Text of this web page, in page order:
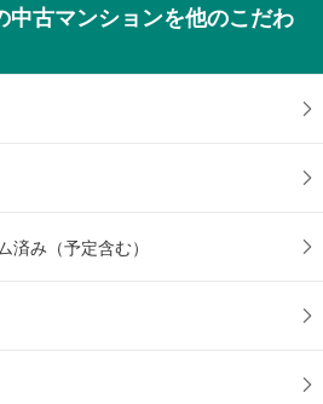
中古マンションを他のこだわ
済み（予定含む）